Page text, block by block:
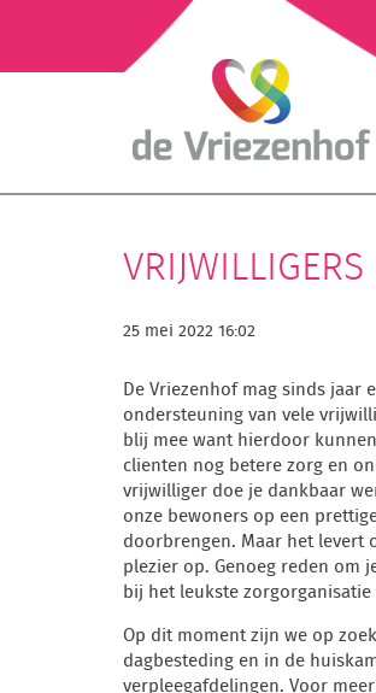
25 mei 2022 16:02
De Vriezenhof mag sinds jaar
ondersteuning van vele
blij mee want hierdoor
clienten nog betere zorg en
vrijwilliger doe je dankbaar
onze bewoners op een
doorbrengen. Maar het
plezier op. Genoeg reden om
bij het leukste zorgorganisatie
Op dit moment zijn we op
dagbesteding en in de
verpleegafdelingen. Voor